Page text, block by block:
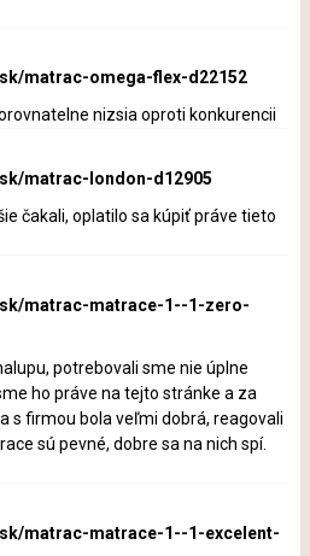
matrac-omega-flex-d22152
nizsia oproti konkurencii
matrac-london-d12905
čakali, oplatilo sa kúpiť práve tieto
matrac-matrace-1--1-zero-
potrebovali sme nie úplne
ho práve na tejto stránke a za
s firmou bola veľmi dobrá, reagovali
sú pevné, dobre sa na nich spí.
matrac-matrace-1--1-excelent-